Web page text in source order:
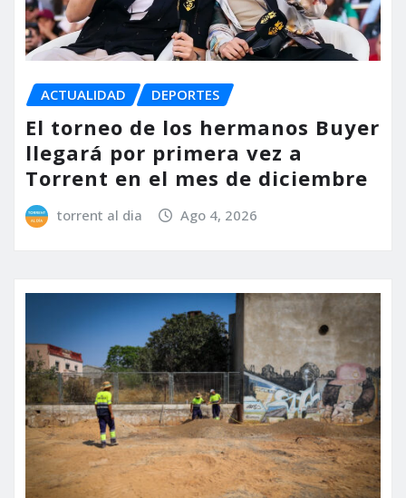
ACTUALIDAD DEPORTES
El torneo de los hermanos Buyer
llegará por primera vez a
Torrent en el mes de diciembre
torrent al dia Ago 4, 2026